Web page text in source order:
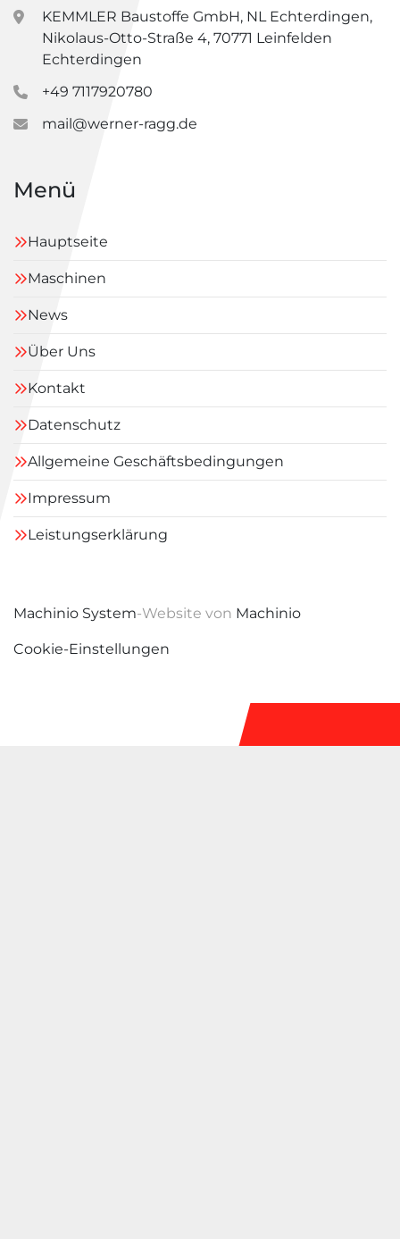
KEMMLER Baustoffe GmbH, NL Echterdingen,
Nikolaus-Otto-Straße 4, 70771 Leinfelden
Echterdingen
+49 7117920780
mail@werner-ragg.de
Menü
Hauptseite
Maschinen
News
Über Uns
Kontakt
Datenschutz
Allgemeine Geschäftsbedingungen
Impressum
Leistungserklärung
Machinio System-Website von Machinio
Cookie-Einstellungen